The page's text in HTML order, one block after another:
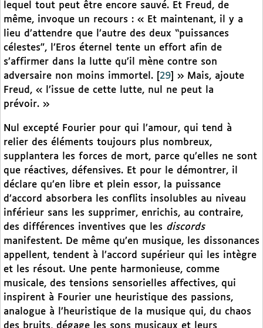
lequel tout peut être encore sauvé. Et Freud, de
même, invoque un recours : « Et maintenant, il y a
lieu d’attendre que l’autre des deux “puissances
célestes”, l’Eros éternel tente un effort afin de
s’affirmer dans la lutte qu’il mène contre son
adversaire non moins immortel.
29
» Mais, ajoute
Freud, « l’issue de cette lutte, nul ne peut la
prévoir. »
Nul excepté Fourier pour qui l’amour, qui tend à
relier des éléments toujours plus nombreux,
supplantera les forces de mort, parce qu’elles ne sont
que réactives, défensives. Et pour le démontrer, il
déclare qu’en libre et plein essor, la puissance
d’accord absorbera les conflits insolubles au niveau
inférieur sans les supprimer, enrichis, au contraire,
des différences inventives que les discords
manifestent. De même qu’en musique, les dissonances
appellent, tendent à l’accord supérieur qui les intègre
et les résout. Une pente harmonieuse, comme
musicale, des tensions sensorielles affectives, qui
inspirent à Fourier une heuristique des passions,
analogue à l’heuristique de la musique qui, du chaos
des bruits, dégage les sons musicaux et leurs